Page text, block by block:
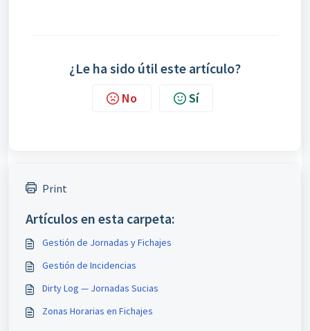
¿Le ha sido útil este artículo?
No Sí
Print
Artículos en esta carpeta:
Gestión de Jornadas y Fichajes
Gestión de Incidencias
Dirty Log — Jornadas Sucias
Zonas Horarias en Fichajes